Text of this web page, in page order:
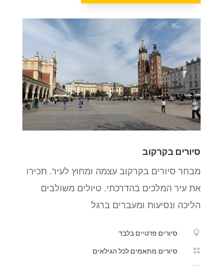
סיורים בקרקוב
מבחר סיורים בקרקוב עצמה ומחוץ לעיר. תכירו
את עיר המלכים בהדרכתי. טיולים משולבים
הליכה ונסיעות ומעברים ברגל
 סיורים פרטיים בלבד
 סיורים מתאמים לכל הגילאים